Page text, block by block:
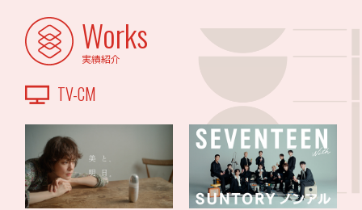
Works
実績紹介
TV-CM